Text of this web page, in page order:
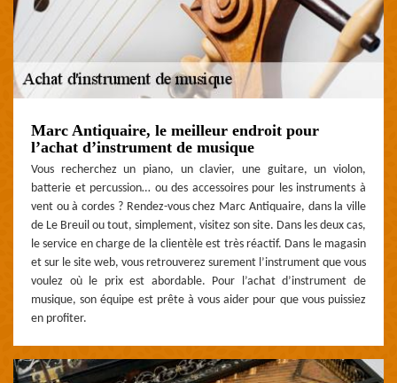
Marc Antiquaire, le meilleur endroit pour
l’achat d’instrument de musique
Vous recherchez un piano, un clavier, une guitare, un violon,
batterie et percussion… ou des accessoires pour les instruments à
vent ou à cordes ? Rendez-vous chez Marc Antiquaire, dans la ville
de Le Breuil ou tout, simplement, visitez son site. Dans les deux cas,
le service en charge de la clientèle est très réactif. Dans le magasin
et sur le site web, vous retrouverez surement l’instrument que vous
voulez où le prix est abordable. Pour l’achat d’instrument de
musique, son équipe est prête à vous aider pour que vous puissiez
en profiter.